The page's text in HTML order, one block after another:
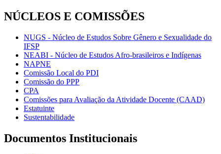
NÚCLEOS E COMISSÕES
NUGS - Núcleo de Estudos Sobre Gênero e Sexualidade do
IFSP
NEABI - Núcleo de Estudos Afro-brasileiros e Indígenas
NAPNE
Comissão Local do PDI
Comissão do PPP
CPA
Comissões para Avaliação da Atividade Docente (CAAD)
Estatuinte
Sustentabilidade
Documentos Institucionais